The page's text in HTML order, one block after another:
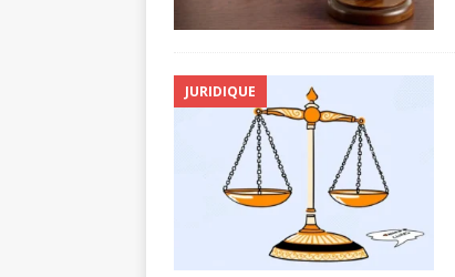
JURIDIQUE